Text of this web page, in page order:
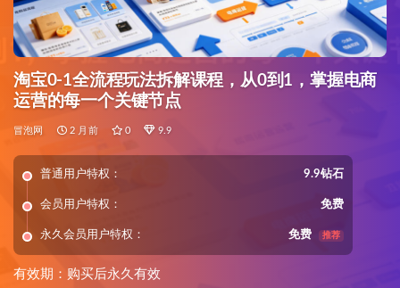
淘宝0-1全流程玩法拆解课程，从0到1，掌握电商
运营的每一个关键节点
冒泡网 2 月前 0 9.9
普通用户特权： 9.9钻石
会员用户特权： 免费
永久会员用户特权： 免费 推荐
有效期：购买后永久有效